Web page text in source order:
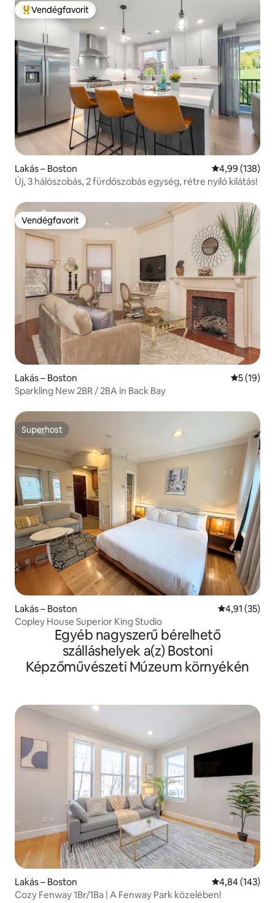
Kiemelt vendégfavorit
Vendégfavorit
Lakás – Boston Átlagos
4,99 (138)
Új, 3 hálószobás, 2 fürdőszobás egység, rétre nyíló kilátás!
Vendégfavorit
Vendégfavorit
Lakás – Boston Átlagos
5 (19)
Sparkling New 2BR / 2BA in Back Bay
Superhost
Superhost
Lakás – Boston Átlagos
4,91 (35)
Copley House Superior King Studio
Egyéb nagyszerű bérelhető
szálláshelyek a(z) Bostoni
Képzőművészeti Múzeum környékén
Lakás – Boston Átlagos
4,84 (143)
Cozy Fenway 1Br/1Ba | A Fenway Park közelében!